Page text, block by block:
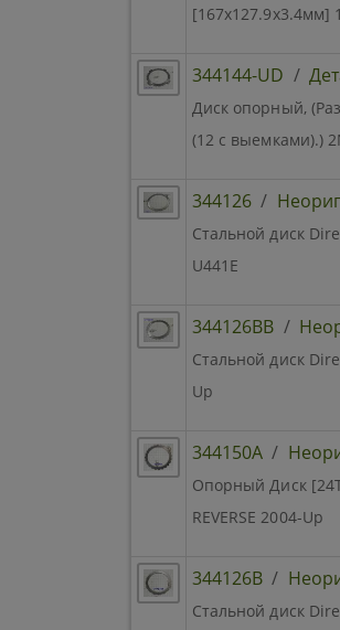
[167х127.9х3.4мм]
344144-UD /
Диск опорный,
(12 с выемками).)
344126 /
Стальной диск
U441E
344126BB /
Стальной диск
Up
344150A /
Опорный Диск
REVERSE 2004-Up
344126B /
Стальной диск